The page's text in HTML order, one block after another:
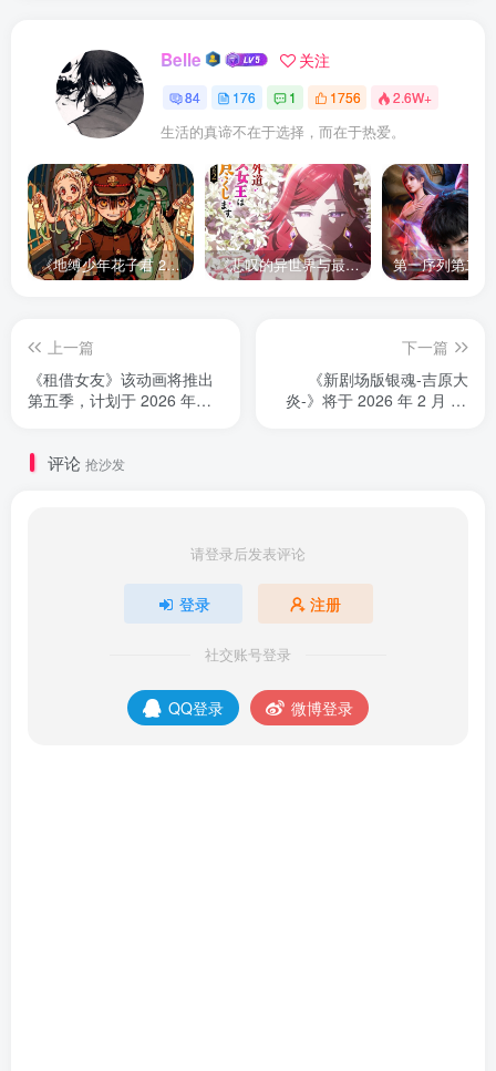
Belle 关注
84 176 1 1756 2.6W+
生活的真谛不在于选择，而在于热爱。
《地缚少年花子君 2》宣布推出续集，将于 2025 年夏季播出 《悲叹的异世界与最强外道最终 BOSS 女王为子民奉献一切》第二季 公布全新声优组合、制作阵容及首支宣传 PV
上一篇
《租借女友》该动画将推出
第五季，计划于 2026 年首
下一篇
《新剧场版银魂-吉原大
炎-》将于 2026 年 2 月 13
评论 抢沙发
请登录后发表评论
登录 注册
社交账号登录
QQ登录 微博登录